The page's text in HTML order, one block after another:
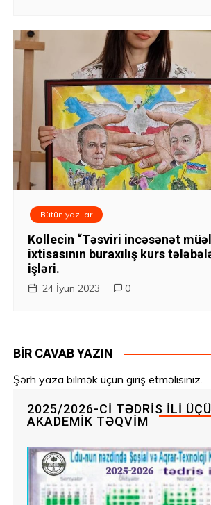
Bütün yazılar
Kollecin “Təsviri incəsənət
ixtisasının buraxılış kurs
işləri.
24 İyun 2023 0
BIR CAVAB YAZIN
Şərh yaza bilmək üçüngiriş etməlisiniz.
2025/2026-CI TƏDRIS ILI
AKADEMIK TƏQVIM